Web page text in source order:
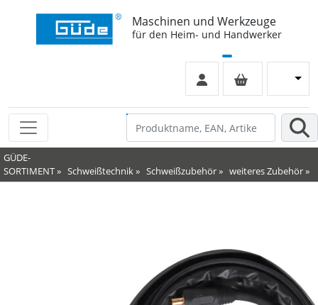
Maschinen und Werkzeuge
für den Heim- und Handwerker
GÜDE-
SORTIMENT» Schweißtechnik» Schweißzubehör» weiteres Zubehör»